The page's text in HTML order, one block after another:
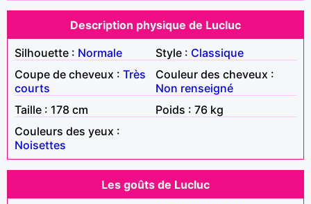
Description physique de Lucluc
Silhouette : Normale Style : Classique
Coupe de cheveux : Très
courts
Couleur des cheveux :
Non renseigné
Taille : 178 cm
Poids : 76 kg
Couleurs des yeux :
Noisettes
Les goûts de Lucluc